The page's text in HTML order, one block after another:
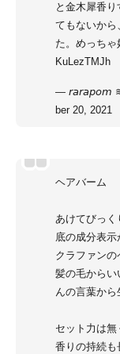
と金木犀香
てもないか
た。めっちゃ
KuLezTMJh
— 𝘳𝘢𝘳𝘢𝘱𝘰𝘮
ber 20, 2021
ヘアバーム
あけてびっく
底の成分表示
クラファンの
髪の毛からい
んの言葉から
セット力は無
香りの持続も